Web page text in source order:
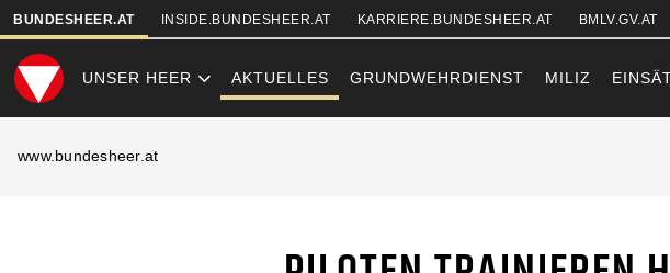
SKIPLINKS
BUNDESHEER.AT INSIDE.BUNDESHEER.AT KARRIERE.BUNDESHEER.AT BMLV.GV.AT
UNSER HEER AKTUELLES GRUNDWEHRDIENST MILIZ
PILOTEN
www.bundesheer.at